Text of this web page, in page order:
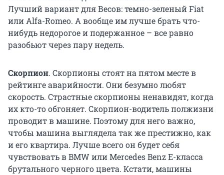
Лучший вариант для Весов: темно-зеленый Fiat
или Alfa-Romeo. А вообще им лучше брать что-
нибудь недорогое и подержанное – все равно
разобьют через пару недель.
Скорпион. Скорпионы стоят на пятом месте в
рейтинге аварийности. Они безумно любят
скорость. Страстные скорпионы ненавидят, когда
их кто-то обгоняет. Скорпион-водитель полжизни
проводит в машине. Поэтому для него важно,
чтобы машина выглядела так же престижно, как
и его квартира. Лучше всего он будет себя
чувствовать в BMW или Mercedes Benz E-класса
брутального черного цвета. Кстати, машины